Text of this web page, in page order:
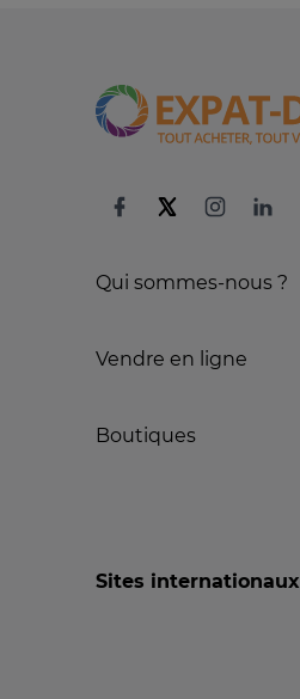
Qui sommes-nous ?
Vendre en ligne
Boutiques
Sites internationaux